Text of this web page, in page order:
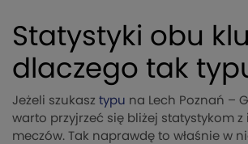
Statystyki obu
dlaczego tak
Jeżeli szukasz typu na Lech Poznań –
warto przyjrzeć się bliżej statystykom
meczów. Tak naprawdę to właśnie w